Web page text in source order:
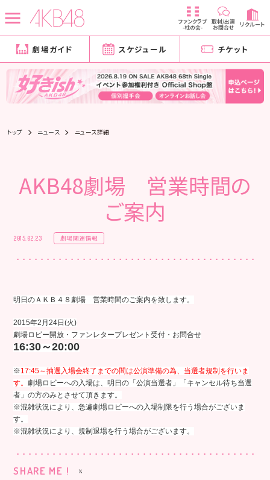
ファンクラブ
-柱の会-
取材/出演
お問合せ リクルート
劇場ガイド スケジュール チケット
トップ ニュース ニュース詳細
AKB48劇場 営業時間の
ご案内
2015.02.23 劇場関連情報
明日のＡＫＢ４８劇場 営業時間のご案内を致します。
2015年2月24日(火)
劇場ロビー開放・ファンレタープレゼント受付・お問合せ
16:30～20:00
※17:45～抽選入場会終了までの間は公演準備の為、当選者規制を行いま
す。 劇場ロビーへの入場は、明日の「公演当選者」「キャンセル待ち当選
者」の方のみとさせて頂きます。
※混雑状況により、急遽劇場ロビーへの入場制限を行う場合がございま
す。
※混雑状況により、規制退場を行う場合がございます。
SHARE ME !